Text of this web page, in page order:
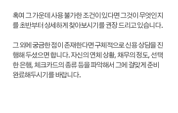
혹여 그 가운데 사용 불가한 조건이 있다면 그것이 무엇인지
를 초반부터 상세하게 찾아보시기를 권장 드리고 있습니다.
그 외에 궁금한 점이 존재한다면 구체적으로 신용 상담을 진
행해 두셨으면 합니다. 자신의 연체 상황, 채무의 정도, 선택
한 은행, 체크카드의 종류 등을 파악해서 그에 걸맞게 준비
완료해두시기를 바랍니다.